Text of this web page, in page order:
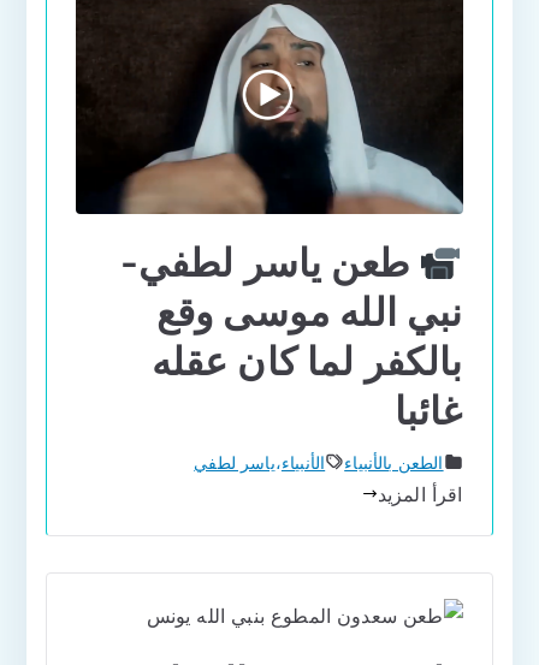
طعن ياسر لطفي-
نبي الله موسى وقع
بالكفر لما كان عقله
غائبا
الطعن بالأنبياء الأنبياء،ياسر لطفي
اقرأ المزيد